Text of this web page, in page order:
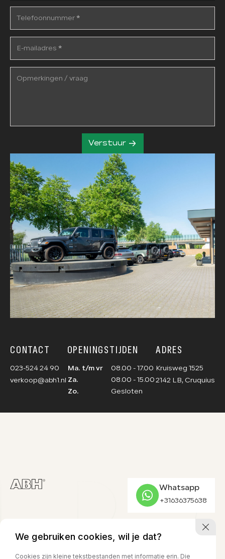
Telefoonnummer *
E-mailadres *
Opmerkingen / vraag
Verstuur
CONTACT
023-524 24 90
verkoop@abh1.nl
OPENINGSTIJDEN
Ma. t/m vr
08.00 - 17.00
Za.
08.00 - 15.00
Zo.
Gesloten
ADRES
Kruisweg 1525
2142 LB, Cruquius
Whatsapp
+31636375638
CONTACT
023-524 24 90
ADRES
Kruisweg 1525
OPENINGSTIJDEN
Ma. t/m vr 08.00 - 17.00
We gebruiken cookies, wil je dat?
Cookies zijn kleine tekstbestanden met informatie erin. Die